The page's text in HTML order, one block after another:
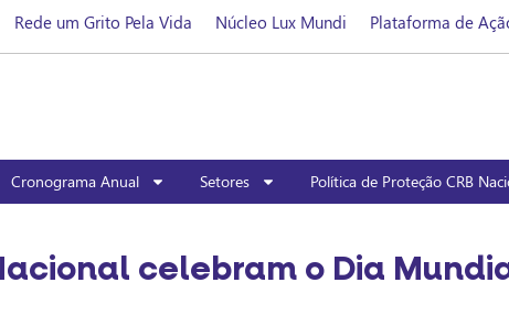
Rede um Grito Pela Vida Núcleo Lux Mundi Plataforma de
Cronograma Anual Setores Política de Proteção CRB
celebram o Dia